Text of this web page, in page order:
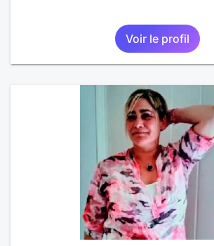
Voir le profil